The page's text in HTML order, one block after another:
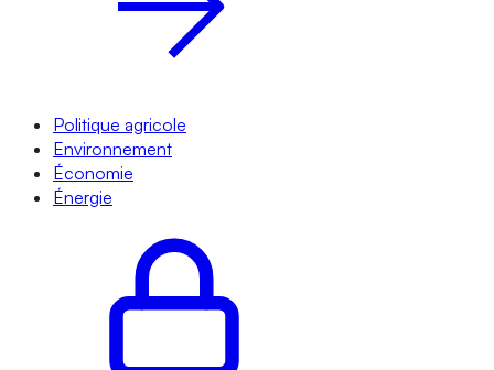
Politique agricole
Environnement
Économie
Énergie